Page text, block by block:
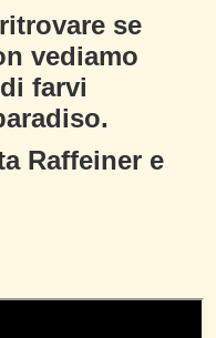
se
vediamo
farvi
Raffeiner e